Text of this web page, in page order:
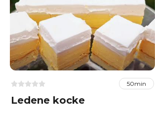
50min
Ledene kocke